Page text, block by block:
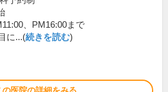
、PM16:00まで
に...(続きを読む)